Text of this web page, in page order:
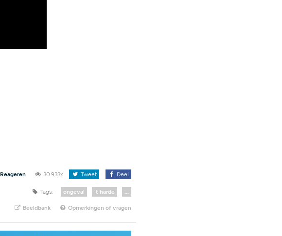
Reageren 30.933x Tweet Deel
Tags: ongeval 't harde ...
Beeldbank Opmerkingen of vragen